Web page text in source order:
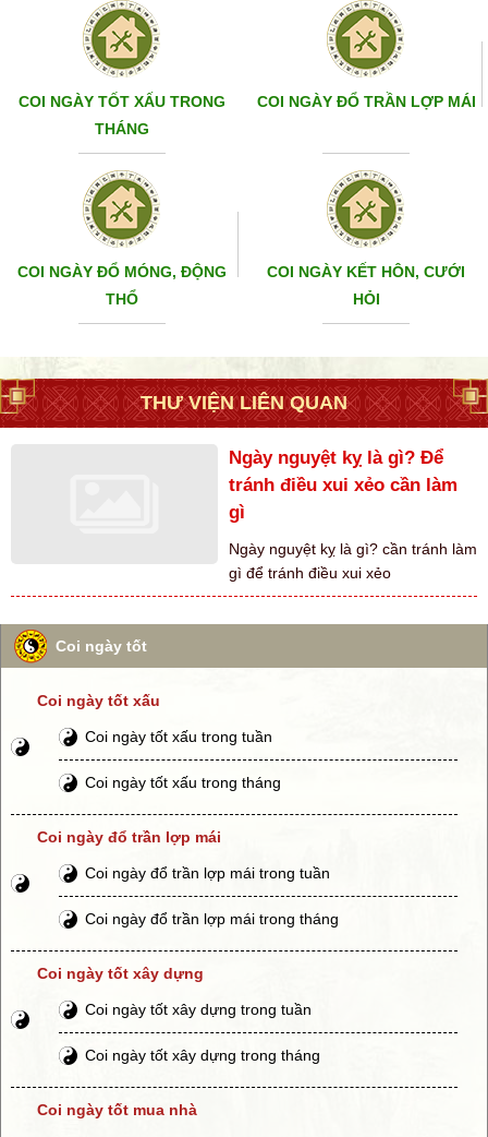
COI NGÀY TỐT XẤU TRONG
THÁNG
COI NGÀY ĐỔ TRẦN LỢP MÁI
COI NGÀY ĐỔ MÓNG, ĐỘNG
THỔ
COI NGÀY KẾT HÔN, CƯỚI
HỎI
THƯ VIỆN LIÊN QUAN
Ngày nguyệt kỵ là gì? Để
tránh điều xui xẻo cần làm
gì
Ngày nguyệt kỵ là gì? cần tránh làm
gì để tránh điều xui xẻo
Coi ngày tốt
Coi ngày tốt xấu
Coi ngày tốt xấu trong tuần
Coi ngày tốt xấu trong tháng
Coi ngày đổ trần lợp mái
Coi ngày đổ trần lợp mái trong tuần
Coi ngày đổ trần lợp mái trong tháng
Coi ngày tốt xây dựng
Coi ngày tốt xây dựng trong tuần
Coi ngày tốt xây dựng trong tháng
Coi ngày tốt mua nhà